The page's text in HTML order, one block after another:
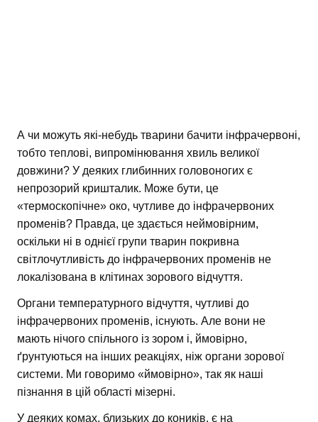
А чи можуть які-небудь тварини бачити інфрачервоні,
тобто теплові, випромінювання хвиль великої
довжини? У деяких глибинних головоногих є
непрозорий кришталик. Може бути, це
«термоскопічне» око, чутливе до інфрачервоних
променів? Правда, це здається неймовірним,
оскільки ні в однієї групи тварин покривна
світлочутливість до інфрачервоних променів не
локалізована в клітинах зорового відчуття.
Органи температурного відчуття, чутливі до
інфрачервоних променів, існують. Але вони не
мають нічого спільного із зором і, ймовірно,
ґрунтуються на інших реакціях, ніж органи зорової
системи. Ми говоримо «ймовірно», так як наші
пізнання в цій області мізерні.
У деяких комах, близьких до коників, є на